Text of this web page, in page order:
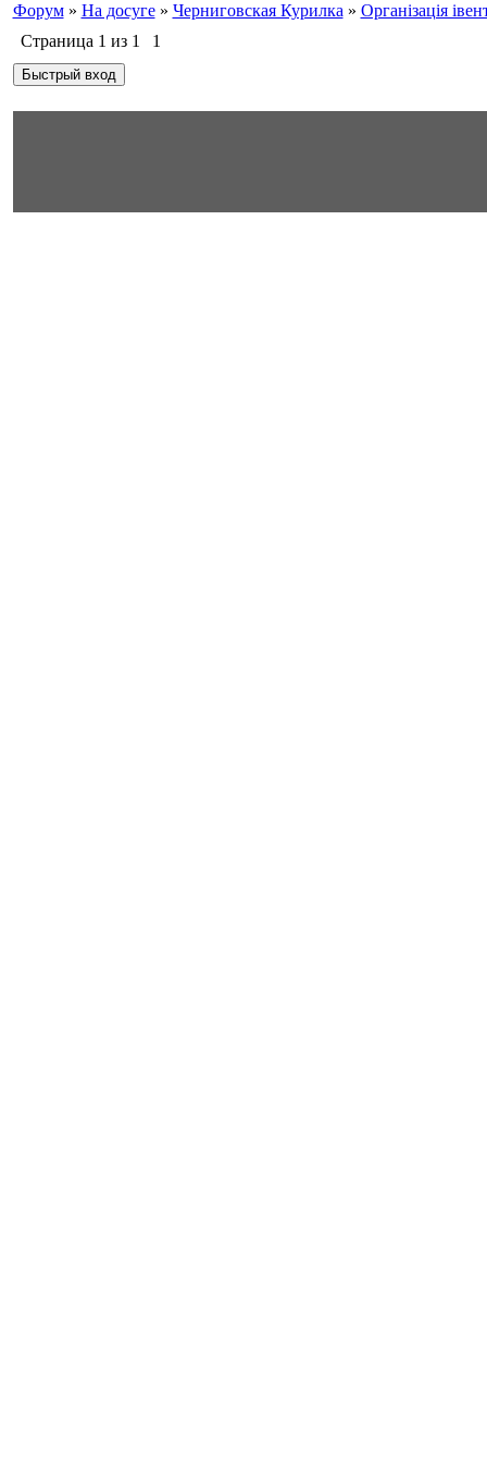
Форум » На досуге » Черниговская Курилка » Організація
Страница 1 из 1 1